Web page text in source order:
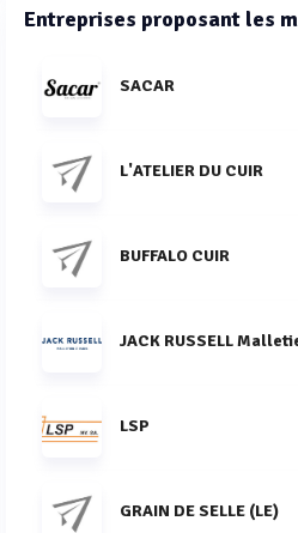
Entreprises proposant les
SACAR
L'ATELIER DU CUIR
BUFFALO CUIR
JACK RUSSELL
LSP
GRAIN DE SELLE (LE)